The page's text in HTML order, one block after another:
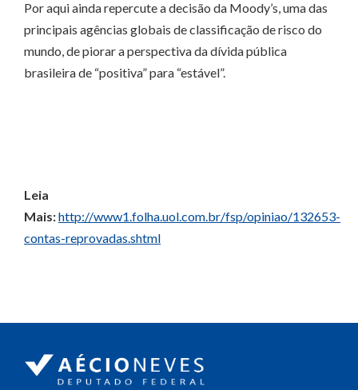
Por aqui ainda repercute a decisão da Moody’s, uma das
principais agências globais de classificação de risco do
mundo, de piorar a perspectiva da dívida pública
brasileira de “positiva” para “estável”.
Leia
Mais:http://www1.folha.uol.com.br/fsp/opiniao/132653-
contas-reprovadas.shtml